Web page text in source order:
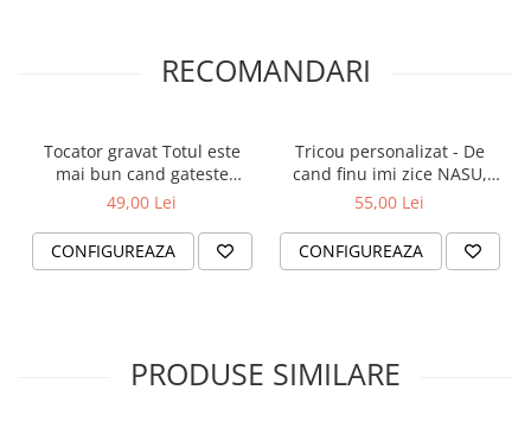
RECOMANDARI
Tocator gravat Totul este
mai bun cand gateste
Bunica
49,00 Lei
CONFIGUREAZA
Tricou personalizat - De
cand finu imi zice NASU,
Intorc banii cu farasu
55,00 Lei
CONFIGUREAZA
PRODUSE SIMILARE